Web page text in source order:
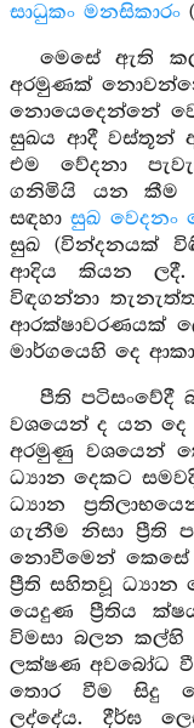
සාධුකං මනසිකාරං
මෙසේ ඇති
අරමුණක්
නොයෙදෙන්නේ
සුඛය ආදී වස්තූන්
එම වේදනා
ගනිමියි යන කීම
සඳහාසුඛ වෙදනං
සුඛ (වින්දනයක්
ආදිය කියන ලදී.
විඳගන්නා
ආරක්ෂාවරණයක්
මාර්ගයෙහි දෙ
පීති පටිසංවේදී
වශයෙන් ද යන දෙ
අරමුණු වශයෙන්
ධ්‍යාන දෙකට
ධ්‍යාන
ගැනීම නිසා ප්‍රීති
නොවීමෙන් කෙසේ
ප්‍රීති සහිතවූ ධ්‍යාන
යෙදුණ ප්‍රීතිය
විමසා බලන කල්හි
ලක්ෂණ අවබෝධ
තොර වීම සිදු
ලද්දේය. දීර්ඝ